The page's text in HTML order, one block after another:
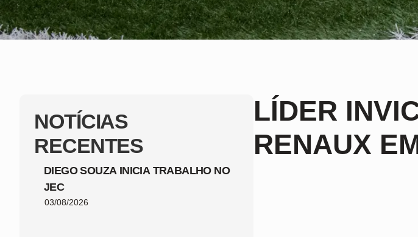
NOTÍCIAS
RECENTES
DIEGO SOUZA INICIA TRABALHO NO
JEC
03/08/2026
LÍDER
RENAUX